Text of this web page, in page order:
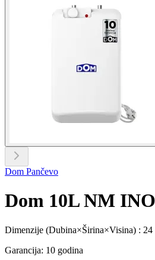
Dom Pančevo
Dom 10L NM
Dimenzije (Dubina×Širina×Visina) :
Garancija: 10 godina